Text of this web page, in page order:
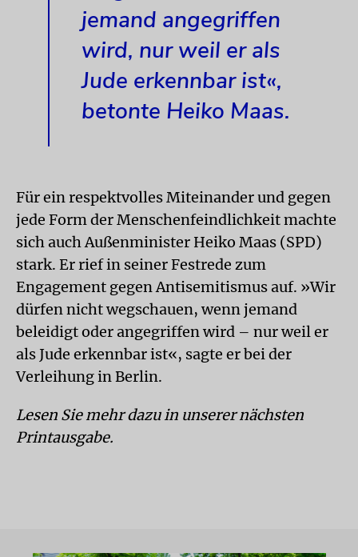
jemand angegriffen
wird, nur weil er als
Jude erkennbar ist«,
betonte Heiko Maas.
Für ein respektvolles Miteinander und gegen
jede Form der Menschenfeindlichkeit machte
sich auch Außenminister Heiko Maas (SPD)
stark. Er rief in seiner Festrede zum
Engagement gegen Antisemitismus auf. »Wir
dürfen nicht wegschauen, wenn jemand
beleidigt oder angegriffen wird – nur weil er
als Jude erkennbar ist«, sagte er bei der
Verleihung in Berlin.
Lesen Sie mehr dazu in unserer nächsten
Printausgabe.